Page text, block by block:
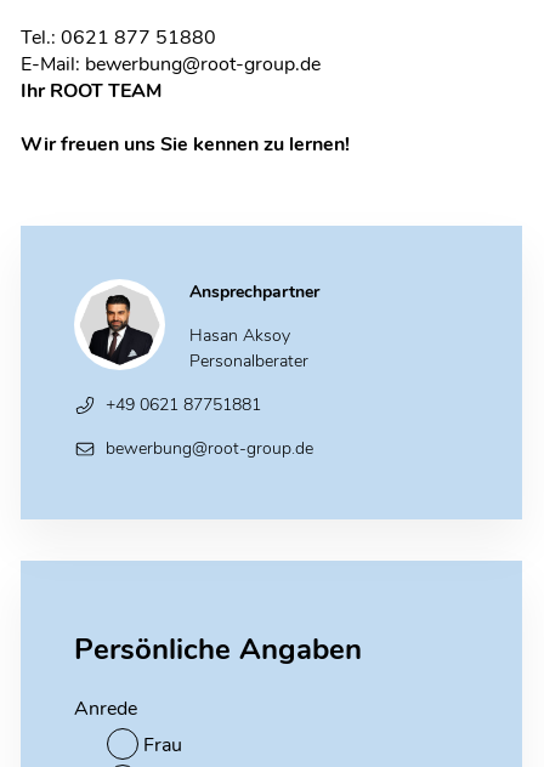
Ansprechpartner
Hasan Aksoy
Personalberater
+49 0621 87751881
bewerbung@root-group.de
Persönliche Angaben
Anrede
Frau
Tel.: 0621 877 51880
E-Mail: bewerbung@root-group.de
Ihr ROOT TEAM
Wir freuen uns Sie kennen zu lernen!